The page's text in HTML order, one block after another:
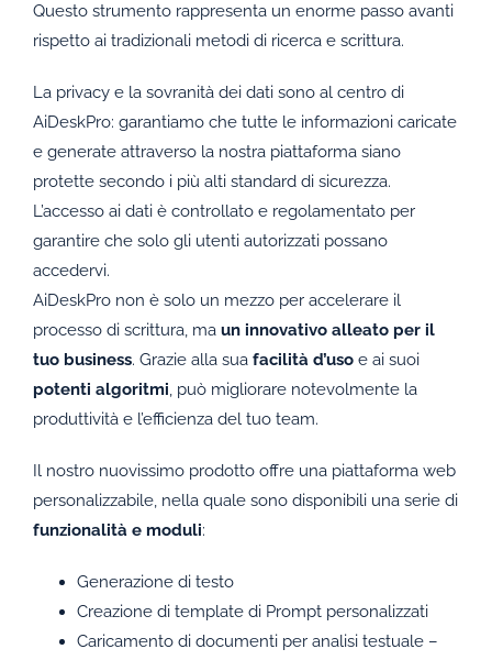
Questo strumento rappresenta un enorme passo avanti
rispetto ai tradizionali metodi di ricerca e scrittura.
La privacy e la sovranità dei dati sono al centro di
AiDeskPro: garantiamo che tutte le informazioni caricate
e generate attraverso la nostra piattaforma siano
protette secondo i più alti standard di sicurezza.
L’accesso ai dati è controllato e regolamentato per
garantire che solo gli utenti autorizzati possano
accedervi.
AiDeskPro non è solo un mezzo per accelerare il
processo di scrittura, ma un innovativo alleato per il
tuo business. Grazie alla suafacilità d’usoe ai suoi
potenti algoritmi, può migliorare notevolmente la
produttività e l’efficienza del tuo team.
Il nostro nuovissimo prodotto offre una piattaforma web
personalizzabile, nella quale sono disponibili una serie di
funzionalità e moduli:
Generazione di testo
Creazione di template di Prompt personalizzati
Caricamento di documenti per analisi testuale –